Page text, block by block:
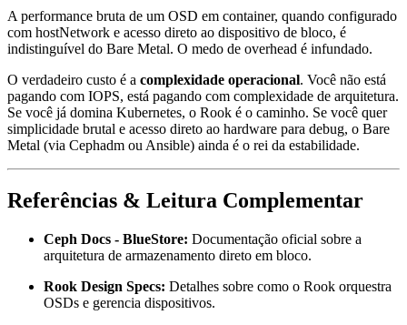
A performance bruta de um OSD em container, quando configurado
com hostNetwork e acesso direto ao dispositivo de bloco, é
indistinguível do Bare Metal. O medo de overhead é infundado.
O verdadeiro custo é a complexidade operacional. Você não está
pagando com IOPS, está pagando com complexidade de arquitetura.
Se você já domina Kubernetes, o Rook é o caminho. Se você quer
simplicidade brutal e acesso direto ao hardware para debug, o Bare
Metal (via Cephadm ou Ansible) ainda é o rei da estabilidade.
Referências & Leitura Complementar
Ceph Docs - BlueStore: Documentação oficial sobre a
arquitetura de armazenamento direto em bloco.
Rook Design Specs: Detalhes sobre como o Rook orquestra
OSDs e gerencia dispositivos.